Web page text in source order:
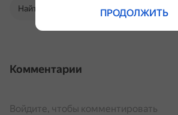
Найти в Поиске
Комментарии
Войдите, чтобы комментировать
ПРОДОЛЖИТЬ